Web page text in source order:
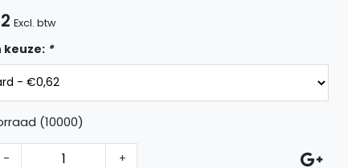
Excl. btw
keuze: *
(10000)
- +